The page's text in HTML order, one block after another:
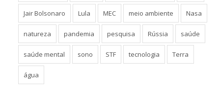
Jair Bolsonaro Lula MEC meio ambiente Nasa
natureza pandemia pesquisa Rússia saúde
saúde mental sono STF tecnologia Terra
água